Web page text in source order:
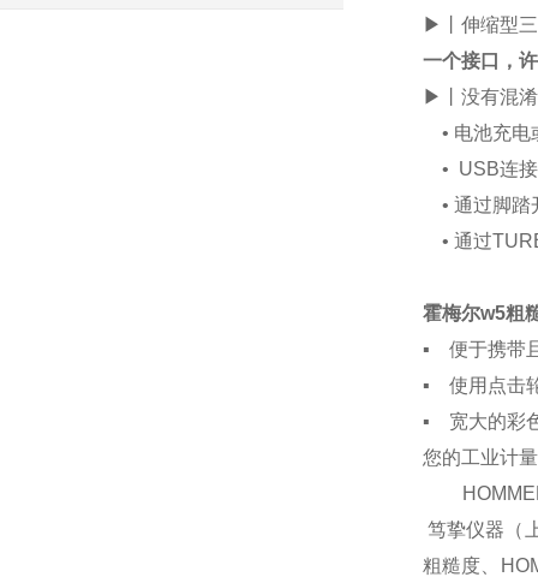
▶丨伸缩型
一个接口，
▶丨没有混
• 电池充电
• USB连接
• 通过脚踏
• 通过
霍梅尔w5粗
▪ 便于携带
▪ 使用点击
▪ 宽大的彩
您的工业计
HOMMEL
笃挚仪器（
粗糙度、